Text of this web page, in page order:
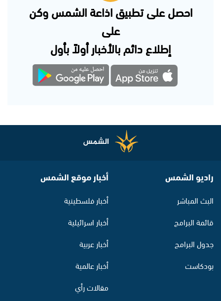
احصل على تطبيق اذاعة الشمس وكن
على
إطلاع دائم بالأخبار أولاً بأول
راديو الشمس
البث المباشر
قائمة البرامج
جدول البرامج
بودكاست
أخبار موقع الشمس
أخبار فلسطينية
أخبار اسرائيلية
أخبار عربية
أخبار عالمية
مقالات رأي